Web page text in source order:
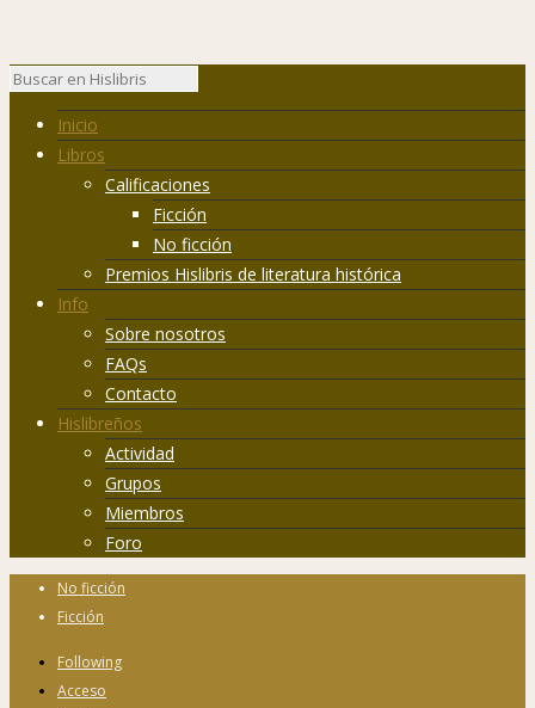
Inicio
Libros
Calificaciones
Ficción
No ficción
Premios Hislibris de literatura histórica
Info
Sobre nosotros
FAQs
Contacto
Hislibreños
Actividad
Grupos
Miembros
Foro
No ficción
Ficción
Following
Acceso